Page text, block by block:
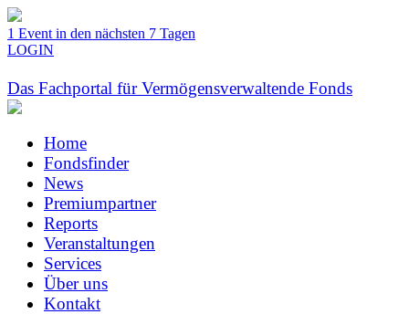
1 Event in den nächsten 7 Tagen
LOGIN
Das Fachportal für Vermögensverwaltende Fonds
Home
Fondsfinder
News
Premiumpartner
Reports
Veranstaltungen
Services
Über uns
Kontakt